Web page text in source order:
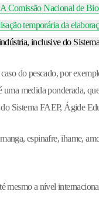
A Comissão Nacional de
temporária da
inclusive do
do pescado, por
medida ponderada,
Sistema FAEP, Ágide
espinafre, ihame,
mesmo a nível